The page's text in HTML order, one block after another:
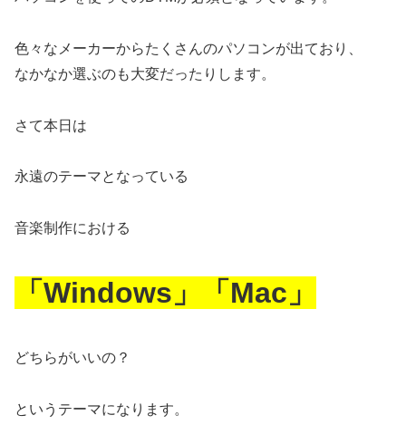
色々なメーカーからたくさんのパソコンが出ており、
なかなか選ぶのも大変だったりします。
さて本日は
永遠のテーマとなっている
音楽制作における
「Windows」「Mac」
どちらがいいの？
というテーマになります。